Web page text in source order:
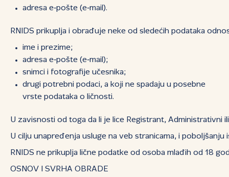
adresa e‑pošte (e‑mail).
RNIDS prikuplja i obrađuje neke od sledećih podataka
ime i prezime;
adresa e‑pošte (e‑mail);
snimci i fotografije učesnika;
drugi potrebni podaci, a koji ne spadaju u posebne
vrste podataka o ličnosti.
U zavisnosti od toga da li je lice Registrant, Administrativni
U cilju unapređenja usluge na veb stranicama, i
RNIDS ne prikuplja lične podatke od osoba mlađih od 18
OSNOV I SVRHA OBRADE